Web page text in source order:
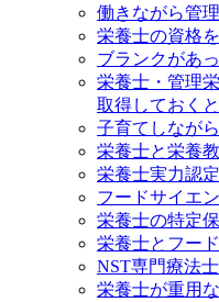
働きながら管
栄養士の資格
ブランクがあ
栄養士・管理
取得しておく
子育てしなが
栄養士と栄養
栄養士実力認
フードサイエ
栄養士の特定
栄養士とフー
NST専門療法
栄養士が重用